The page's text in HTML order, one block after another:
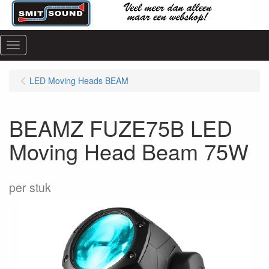
Menu
LED Moving Heads BEAM
BEAMZ FUZE75B LED
Moving Head Beam 75W
per stuk